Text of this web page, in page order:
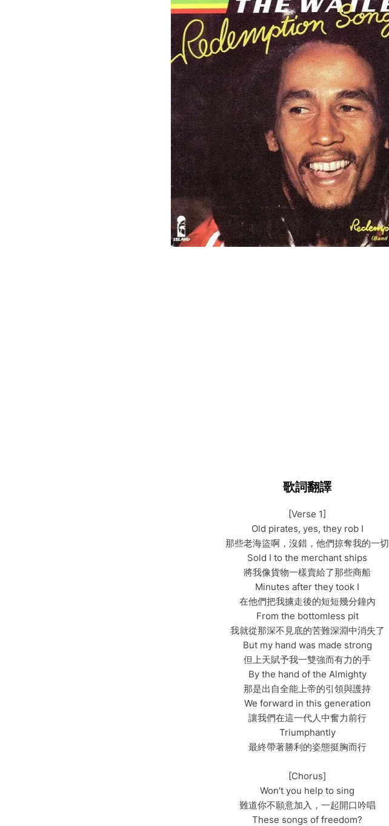
歌詞翻譯
[Verse 1]
Old pirates, yes, they rob I
那些老海盜啊，沒錯，他們掠奪我的一切
Sold I to the merchant ships
將我像貨物一樣賣給了那些商船
Minutes after they took I
在他們把我擄走後的短短幾分鐘內
From the bottomless pit
我就從那深不見底的苦難深淵中消失了
But my hand was made strong
但上天賦予我一雙強而有力的手
By the hand of the Almighty
那是出自全能上帝的引領與護持
We forward in this generation
讓我們在這一代人中奮力前行
Triumphantly
最終帶著勝利的姿態挺胸而行
[Chorus]
Won't you help to sing
難道你不願意加入，一起開口吟唱
These songs of freedom?